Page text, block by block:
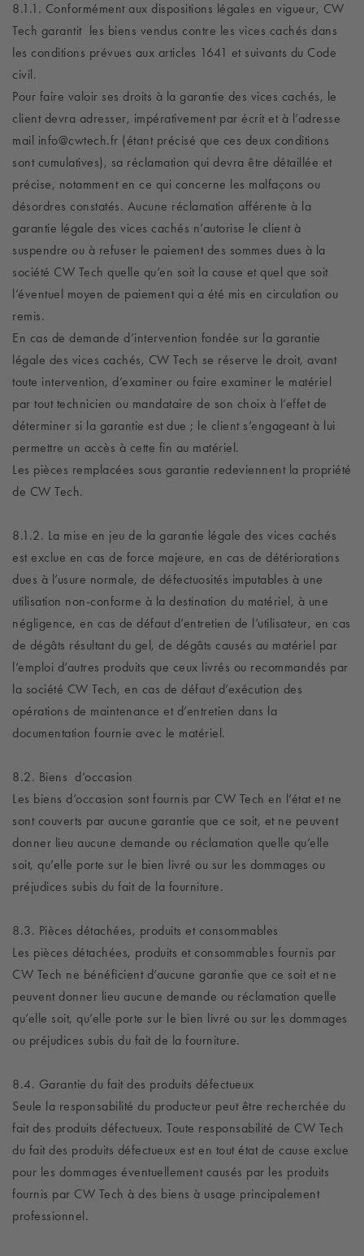
8.1.1. Conformément aux dispositions légales en vigueur, CW
Tech garantit les biens vendus contre les vices cachés dans
les conditions prévues aux articles 1641 et suivants du Code
civil.
Pour faire valoir ses droits à la garantie des vices cachés, le
client devra adresser, impérativement par écrit et à l’adresse
mail info@cwtech.fr (étant précisé que ces deux conditions
sont cumulatives), sa réclamation qui devra être détaillée et
précise, notamment en ce qui concerne les malfaçons ou
désordres constatés. Aucune réclamation afférente à la
garantie légale des vices cachés n’autorise le client à
suspendre ou à refuser le paiement des sommes dues à la
société CW Tech quelle qu’en soit la cause et quel que soit
l’éventuel moyen de paiement qui a été mis en circulation ou
remis.
En cas de demande d’intervention fondée sur la garantie
légale des vices cachés, CW Tech se réserve le droit, avant
toute intervention, d’examiner ou faire examiner le matériel
par tout technicien ou mandataire de son choix à l’effet de
déterminer si la garantie est due ; le client s’engageant à lui
permettre un accès à cette fin au matériel.
Les pièces remplacées sous garantie redeviennent la propriété
de CW Tech.
8.1.2. La mise en jeu de la garantie légale des vices cachés
est exclue en cas de force majeure, en cas de détériorations
dues à l’usure normale, de défectuosités imputables à une
utilisation non-conforme à la destination du matériel, à une
négligence, en cas de défaut d’entretien de l’utilisateur, en cas
de dégâts résultant du gel, de dégâts causés au matériel par
l’emploi d’autres produits que ceux livrés ou recommandés par
la société CW Tech, en cas de défaut d’exécution des
opérations de maintenance et d’entretien dans la
documentation fournie avec le matériel.
8.2. Biens d’occasion
Les biens d’occasion sont fournis par CW Tech en l’état et ne
sont couverts par aucune garantie que ce soit, et ne peuvent
donner lieu aucune demande ou réclamation quelle qu’elle
soit, qu’elle porte sur le bien livré ou sur les dommages ou
préjudices subis du fait de la fourniture.
8.3. Pièces détachées, produits et consommables
Les pièces détachées, produits et consommables fournis par
CW Tech ne bénéficient d’aucune garantie que ce soit et ne
peuvent donner lieu aucune demande ou réclamation quelle
qu’elle soit, qu’elle porte sur le bien livré ou sur les dommages
ou préjudices subis du fait de la fourniture.
8.4. Garantie du fait des produits défectueux
Seule la responsabilité du producteur peut être recherchée du
fait des produits défectueux. Toute responsabilité de CW Tech
du fait des produits défectueux est en tout état de cause exclue
pour les dommages éventuellement causés par les produits
fournis par CW Tech à des biens à usage principalement
professionnel.